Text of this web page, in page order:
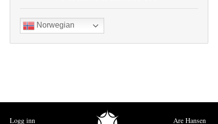
Norwegian
Logg inn Are Hansen